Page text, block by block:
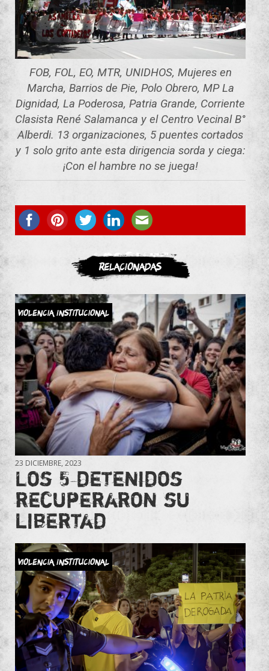
FOB, FOL, EO, MTR, UNIDHOS, Mujeres en
Marcha, Barrios de Pie, Polo Obrero, MP La
Dignidad, La Poderosa, Patria Grande, Corriente
Clasista René Salamanca y el Centro Vecinal B°
Alberdi. 13 organizaciones, 5 puentes cortados
y 1 solo grito ante esta dirigencia sorda y ciega:
¡Con el hambre no se juega!
ASOCIATE
Relacionadas
Violencia Institucional
23 DICIEMBRE, 2023
Los 5 detenidos
recuperaron su
libertad
Violencia Institucional